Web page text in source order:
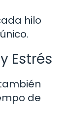
hilo
Estrés
de